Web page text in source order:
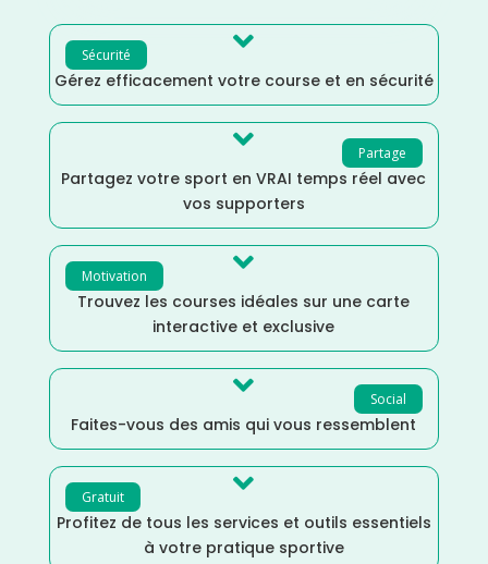
Sécurité 
Gérez efficacement votre course et en sécurité
Partage

Partagez votre sport en VRAI temps réel avec
vos supporters
Motivation 
Trouvez les courses idéales sur une carte
interactive et exclusive
Social

Faites-vous des amis qui vous ressemblent
Gratuit 
Profitez de tous les services et outils essentiels
à votre pratique sportive